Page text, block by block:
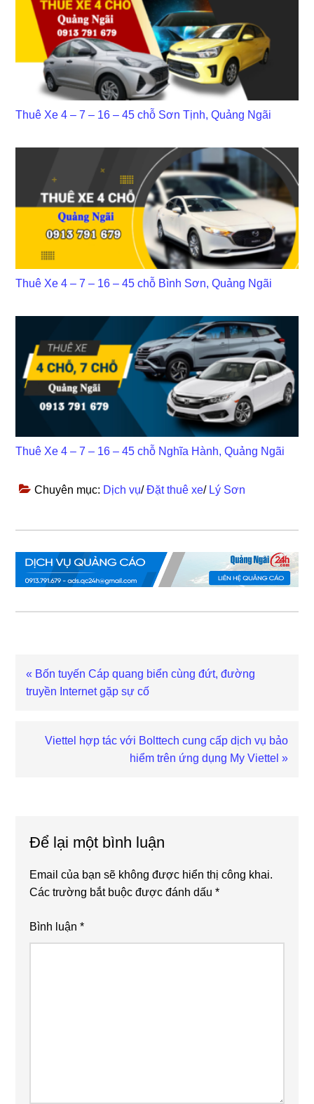
Thuê Xe 4 – 7 – 16 – 45 chỗ Sơn Tịnh, Quảng Ngãi
Thuê Xe 4 – 7 – 16 – 45 chỗ Bình Sơn, Quảng Ngãi
Thuê Xe 4 – 7 – 16 – 45 chỗ Nghĩa Hành, Quảng Ngãi
Chuyên mục: Dịch vụ/Đặt thuê xe/ Lý Sơn
Bài
viết
« Bốn tuyến Cáp quang biển cùng đứt, đường
truyền Internet gặp sự cố
Bài
Viettel hợp tác với Bolttech cung cấp dịch vụ bảo
hiểm trên ứng dụng My Viettel »
Để lại một bình luận
Email của bạn sẽ không được hiển thị công khai.
Các trường bắt buộc được đánh dấu*
Bình luận*